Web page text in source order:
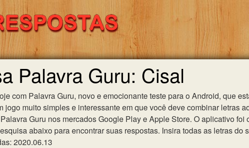
Palavra Guru: Cisal
com Palavra Guru, novo e emocionante teste para o Android, que
jogo muito simples e interessante em que você deve combinar letras
Guru nos mercados Google Play e Apple Store. O aplicativo foi
abaixo para encontrar suas respostas. Insira todas as letras do
2020.06.13